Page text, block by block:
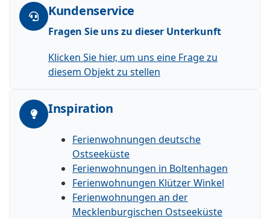
Kundenservice
Fragen Sie uns zu dieser Unterkunft
Klicken Sie hier, um uns eine Frage zu
diesem Objekt zu stellen
Inspiration
Ferienwohnungen deutsche
Ostseeküste
Ferienwohnungen in Boltenhagen
Ferienwohnungen Klützer Winkel
Ferienwohnungen an der
Mecklenburgischen Ostseeküste